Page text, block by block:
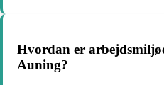
Hvordan er
Auning?